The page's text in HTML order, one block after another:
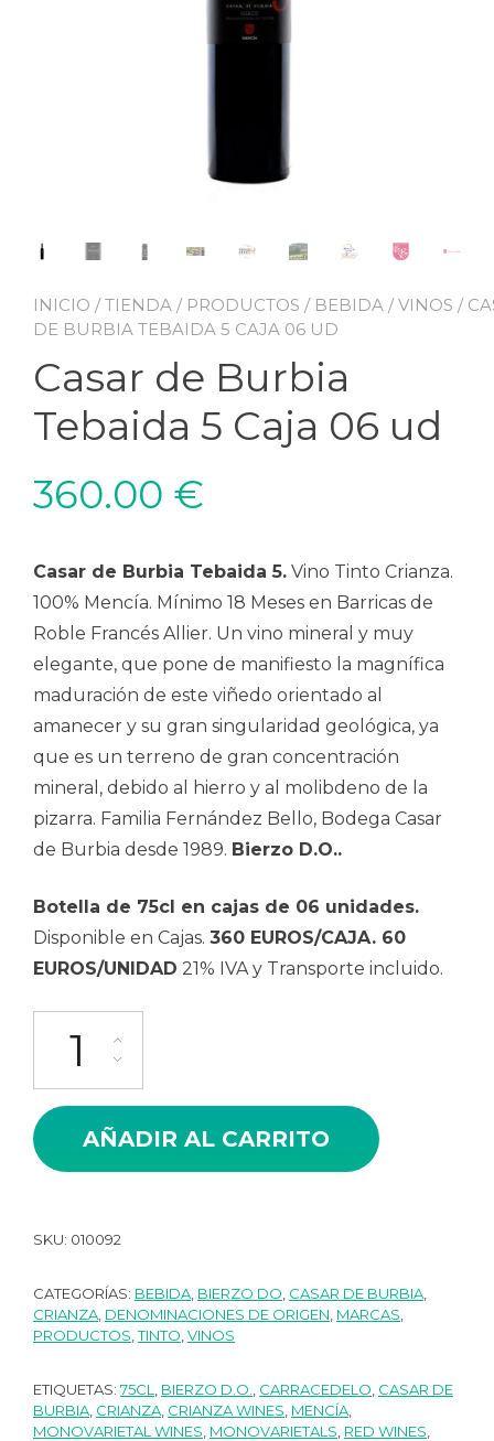
INICIO /TIENDA / PRODUCTOS / BEBIDA /VINOS /
DE BURBIA TEBAIDA 5 CAJA 06 UD
Casar de Burbia
Tebaida 5 Caja 06 ud
360.00 €
Casar de Burbia Tebaida 5. Vino Tinto Crianza.
100% Mencía. Mínimo 18 Meses en Barricas de
Roble Francés Allier. Un vino mineral y muy
elegante, que pone de manifiesto la magnífica
maduración de este viñedo orientado al
amanecer y su gran singularidad geológica, ya
que es un terreno de gran concentración
mineral, debido al hierro y al molibdeno de la
pizarra. Familia Fernández Bello, Bodega Casar
de Burbia desde 1989. Bierzo D.O..
Botella de 75cl en cajas de 06 unidades.
Disponible en Cajas. 360 EUROS/CAJA. 60
EUROS/UNIDAD 21% IVA y Transporte incluido.
AÑADIR AL CARRITO
SKU: 010092
CATEGORÍAS: BEBIDA BIERZO DO CASAR DE BURBIA
CRIANZA DENOMINACIONES DE ORIGEN MARCAS
PRODUCTOS ,TINTO VINOS
ETIQUETAS: 75CL BIERZO D.O. CARRACEDELO CASAR DE
BURBIA CRIANZA CRIANZA WINES MENCÍA
MONOVARIETAL WINES MONOVARIETALS RED WINES